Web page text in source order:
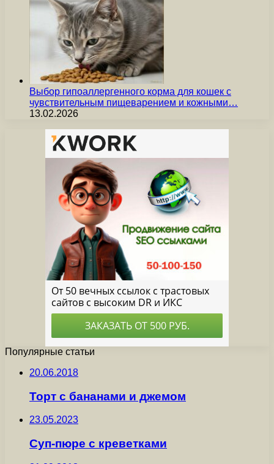
Выбор гипоаллергенного корма для кошек с
чувствительным пищеварением и кожными…
13.02.2026
Популярные статьи
20.06.2018
Торт с бананами и джемом
23.05.2023
Суп-пюре с креветками